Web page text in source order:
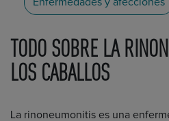
TODO SOBRE LA
LOS CABALLOS
La rinoneumonitis es una